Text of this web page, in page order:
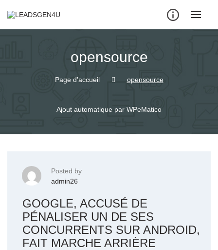
opensource
Page d'accueil opensource
Ajout automatique par WPeMatico
Posted by
admin26
GOOGLE, ACCUSÉ DE
PÉNALISER UN DE SES
CONCURRENTS SUR ANDROID,
FAIT MARCHE ARRIÈRE